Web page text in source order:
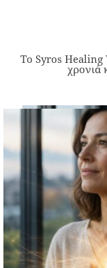
Το Syros Healing
χρονιά